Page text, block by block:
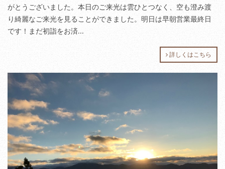
がとうございました。本日のご来光は雲ひとつなく、空も澄み渡
り綺麗なご来光を見ることができました。明日は早朝営業最終日
です！まだ初詣をお済...
詳しくはこちら